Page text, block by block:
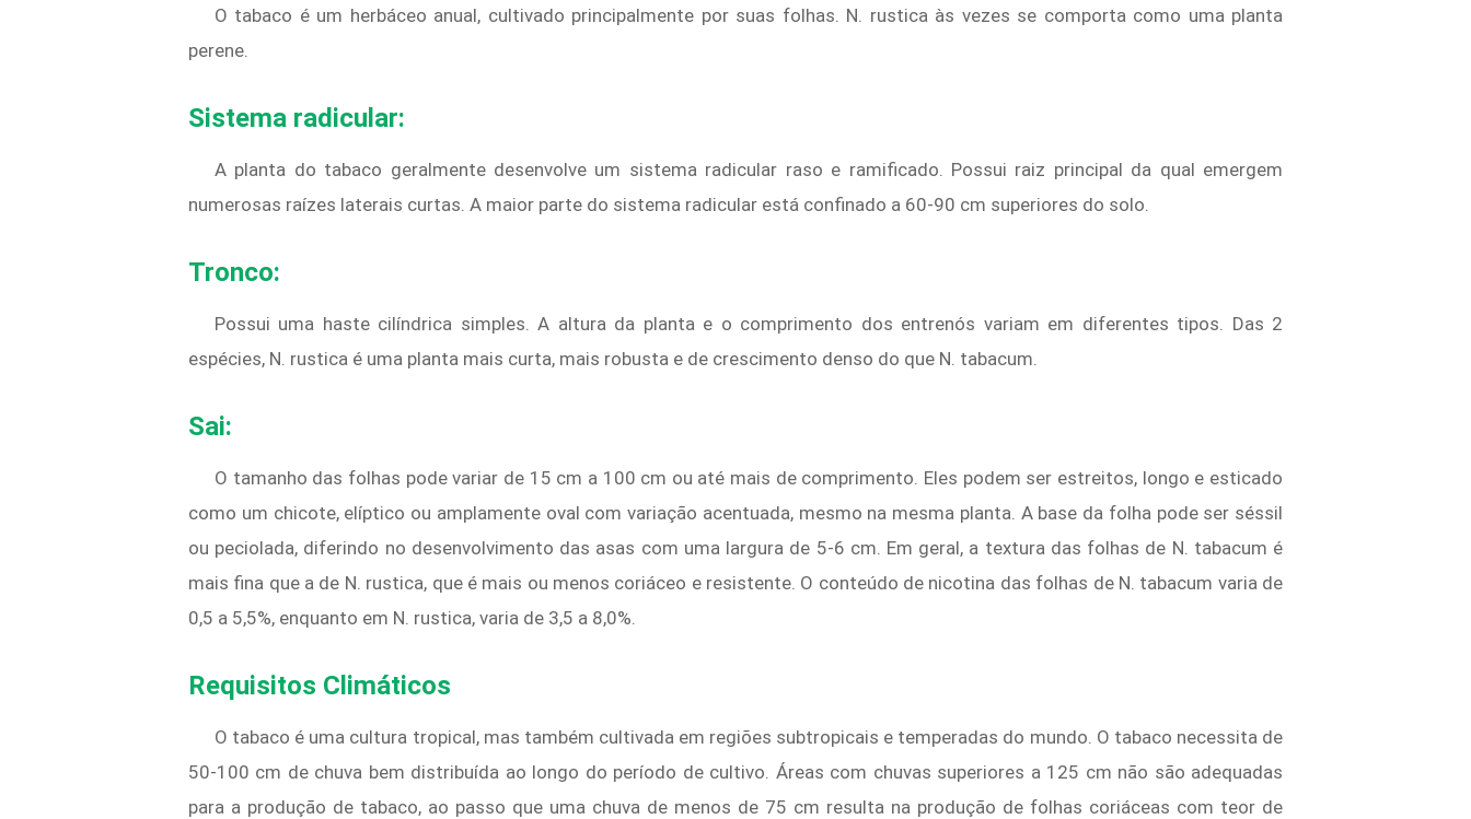
O tabaco é um herbáceo anual, cultivado principalmente por suas folhas. N. rustica às vezes se comporta como uma planta
perene.
Sistema radicular:
A planta do tabaco geralmente desenvolve um sistema radicular raso e ramificado. Possui raiz principal da qual emergem
numerosas raízes laterais curtas. A maior parte do sistema radicular está confinado a 60-90 cm superiores do solo.
Tronco:
Possui uma haste cilíndrica simples. A altura da planta e o comprimento dos entrenós variam em diferentes tipos. Das 2
espécies, N. rustica é uma planta mais curta, mais robusta e de crescimento denso do que N. tabacum.
Sai:
O tamanho das folhas pode variar de 15 cm a 100 cm ou até mais de comprimento. Eles podem ser estreitos, longo e esticado
como um chicote, elíptico ou amplamente oval com variação acentuada, mesmo na mesma planta. A base da folha pode ser séssil
ou peciolada, diferindo no desenvolvimento das asas com uma largura de 5-6 cm. Em geral, a textura das folhas de N. tabacum é
mais fina que a de N. rustica, que é mais ou menos coriáceo e resistente. O conteúdo de nicotina das folhas de N. tabacum varia de
0,5 a 5,5%, enquanto em N. rustica, varia de 3,5 a 8,0%.
Requisitos Climáticos
O tabaco é uma cultura tropical, mas também cultivada em regiões subtropicais e temperadas do mundo. O tabaco necessita de
50-100 cm de chuva bem distribuída ao longo do período de cultivo. Áreas com chuvas superiores a 125 cm não são adequadas
para a produção de tabaco, ao passo que uma chuva de menos de 75 cm resulta na produção de folhas coriáceas com teor de